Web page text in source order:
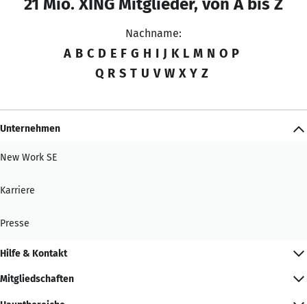
Nachname:
A B C D E F G H I J K L M N O P
Q R S T U V W X Y Z
Unternehmen
New Work SE
Karriere
Presse
Hilfe & Kontakt
Mitgliedschaften